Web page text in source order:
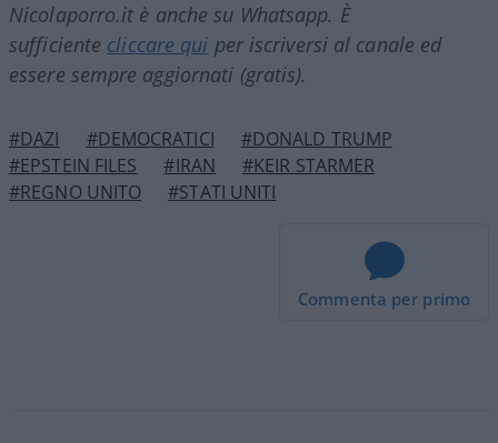
Nicolaporro.it è anche su Whatsapp. È
sufficiente cliccare qui per iscriversi al canale ed
essere sempre aggiornati (gratis).
#DAZI #DEMOCRATICI
#DONALD TRUMP
#EPSTEIN FILES
#IRAN
#KEIR STARMER
#REGNO UNITO
#STATI UNITI
Commenta per primo